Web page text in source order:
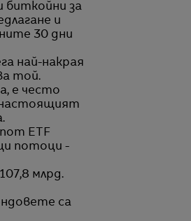
биткойни за
и
30 дни
най-накрая
той.
е често
настоящият
ETF
потоци -
млрд.
са